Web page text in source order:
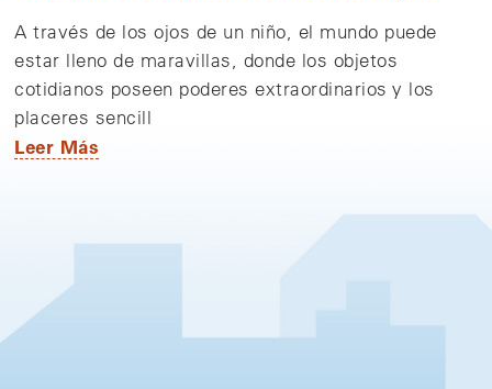
A través de los ojos de un niño, el mundo puede
estar lleno de maravillas, donde los objetos
cotidianos poseen poderes extraordinarios y los
placeres sencill
Leer Más